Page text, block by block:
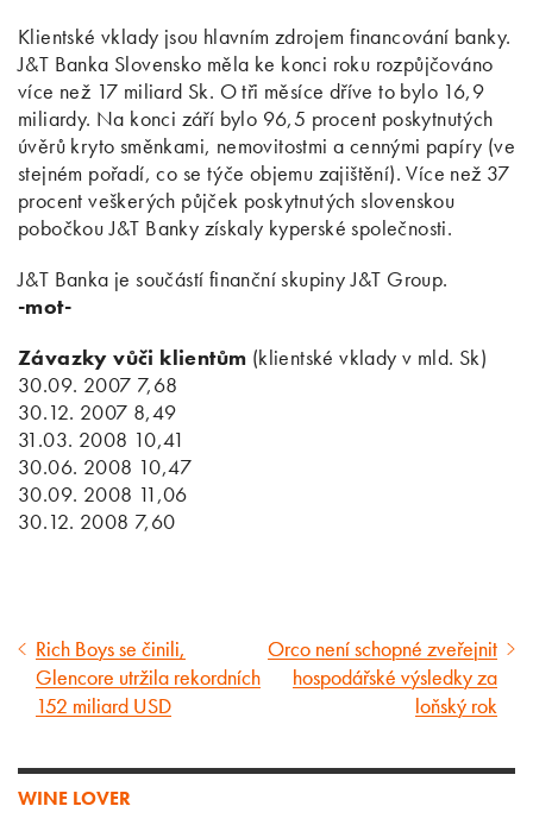
Klientské vklady jsou hlavním zdrojem financování banky.
J&T Banka Slovensko měla ke konci roku rozpůjčováno
více než 17 miliard Sk. O tři měsíce dříve to bylo 16,9
miliardy. Na konci září bylo 96,5 procent poskytnutých
úvěrů kryto směnkami, nemovitostmi a cennými papíry (ve
stejném pořadí, co se týče objemu zajištění). Více než 37
procent veškerých půjček poskytnutých slovenskou
pobočkou J&T Banky získaly kyperské společnosti.
J&T Banka je součástí finanční skupiny J&T Group.
-mot-
Závazky vůči klientům (klientské vklady v mld. Sk)
30.09. 2007 7,68
30.12. 2007 8,49
31.03. 2008 10,41
30.06. 2008 10,47
30.09. 2008 11,06
30.12. 2008 7,60
Předcházející
článek
Rich Boys se činili,
Glencore utržila rekordních
152 miliard USD
Následující
článek
Orco není schopné zveřejnit
hospodářské výsledky za
loňský rok
WINE LOVER